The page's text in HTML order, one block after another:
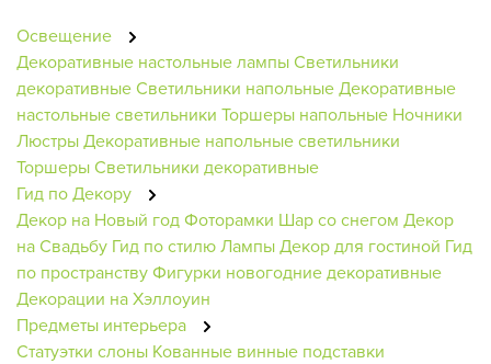
Освещение
Декоративные настольные лампыСветильники
декоративныеСветильники напольныеДекоративные
настольные светильники Торшеры напольные Ночники
ЛюстрыДекоративные напольные светильники
ТоршерыСветильники декоративные
Гид по Декору
Декор на Новый годФоторамки Шар со снегом Декор
на Свадьбу Гид по стилюЛампыДекор для гостиной Гид
по пространствуФигурки новогодние декоративные
Декорации на Хэллоуин
Предметы интерьера
Статуэтки слоны Кованные винные подставки